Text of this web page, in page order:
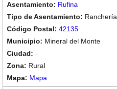
Rufina
Ranchería
42135
Mineral del Monte
-
Rural
Mapa